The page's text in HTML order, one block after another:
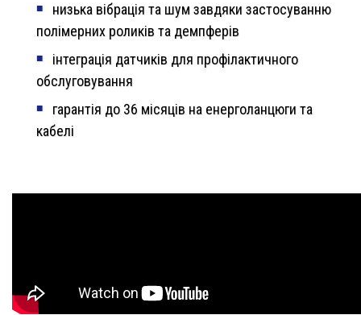
низька вібрація та шум завдяки застосуванню
полімерних роликів та демпферів
інтеграція датчиків для профілактичного
обслуговування
гарантія до 36 місяців на енерголанцюги та
кабелі